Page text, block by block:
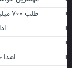
طلب ۷۰۰ میلیاردی دانشگاه علوم پزشکی بوشهر از بیمه ها
اهدا خون ۱۲هزار بوشهری